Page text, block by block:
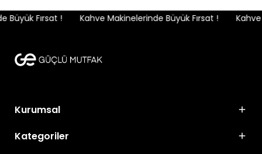
Fırsat ! Kahve Makinelerinde Büyük Fırsat ! Kahve
Kurumsal
Kategoriler